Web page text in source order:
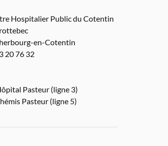
Hospitalier Public du Cotentin
en-Cotentin
20 76 32
Pasteur (ligne 3)
Pasteur (ligne 5)